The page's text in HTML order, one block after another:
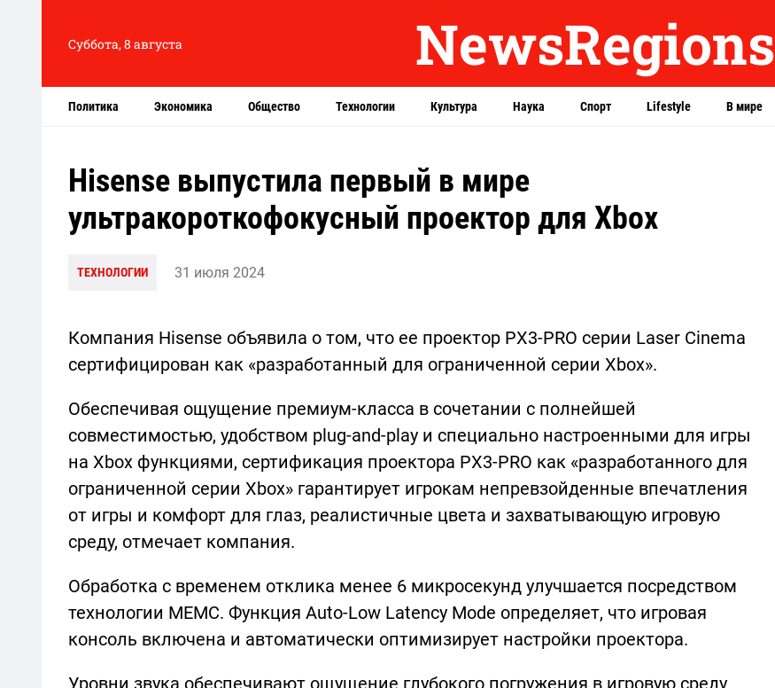
Суббота, 8 августа NewsRegions
Политика Экономика Общество Технологии Культура Наука Спорт Lifestyle В мире
Hisense выпустила первый в мире
ультракороткофокусный проектор для Xbox
ТЕХНОЛОГИИ 31 июля 2024
Компания Hisense объявила о том, что ее проектор PX3-PRO серии Laser Cinema
сертифицирован как «разработанный для ограниченной серии Xbox».
Обеспечивая ощущение премиум-класса в сочетании с полнейшей
совместимостью, удобством plug-and-play и специально настроенными для игры
на Xbox функциями, сертификация проектора PX3-PRO как «разработанного для
ограниченной серии Xbox» гарантирует игрокам непревзойденные впечатления
от игры и комфорт для глаз, реалистичные цвета и захватывающую игровую
среду, отмечает компания.
Обработка с временем отклика менее 6 микросекунд улучшается посредством
технологии MEMC. Функция Auto-Low Latency Mode определяет, что игровая
консоль включена и автоматически оптимизирует настройки проектора.
Уровни звука обеспечивают ощущение глубокого погружения в игровую среду